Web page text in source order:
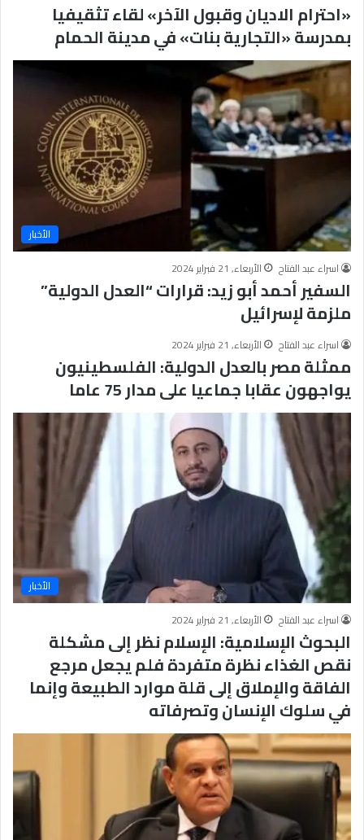
«احترام الاديان وقبول الآخر» لقاء تثقيفيا
بمدرسة «التجارية بنات» في مدينة الحمام
الأخبار
اسراء عبد الفتاح
الأربعاء, 21 فبراير 2024
السفير أحمد أبو زيد: قرارات “العدل الدولية”
ملزمة لإسرائيل
اسراء عبد الفتاح الأربعاء, 21 فبراير 2024
ممثلة مصر بالعدل الدولية: الفلسطينيون
يواجهون عقابا جماعيا على مدار 75 عاما
الأخبار
اسراء عبد الفتاح
الأربعاء, 21 فبراير 2024
البحوث الإسلامية: الإسلام نظر إلى مشكلة
نقص الغذاء نظرة متفردة فلم يجعل مرجع
الفاقة والإملاق إلى قلة موارد الطبيعة وإنما
في سلوك الإنسان وتصرفاته